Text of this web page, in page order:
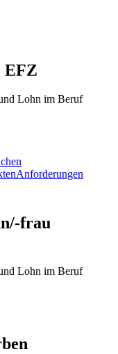
EFZ
Lohn im Beruf
Anforderungen
frau
Lohn im Beruf